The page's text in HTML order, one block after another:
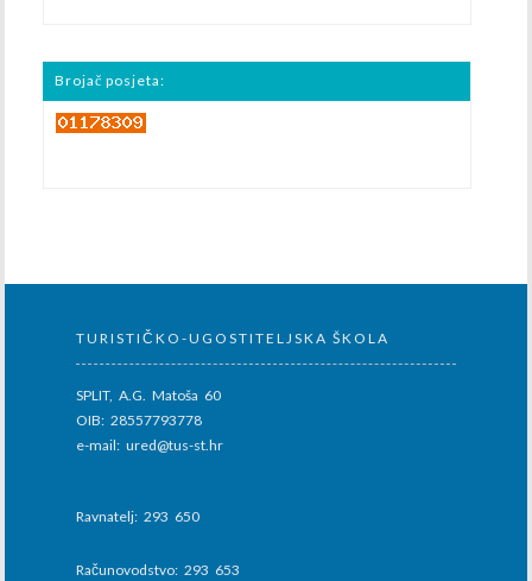
Brojač posjeta:
TURISTIČKO-UGOSTITELJSKA ŠKOLA
SPLIT, A.G. Matoša 60
OIB: 28557793778
e-mail: ured@tus-st.hr
Ravnatelj: 293 650
Računovodstvo: 293 653